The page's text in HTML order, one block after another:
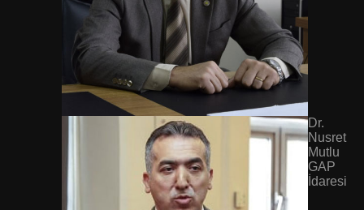
Dr.
Nusret
Mutlu
GAP
İdaresi